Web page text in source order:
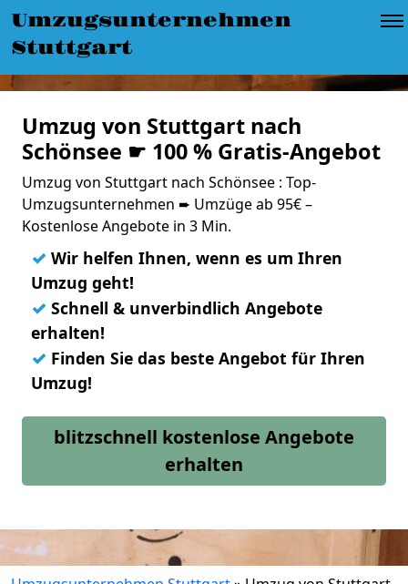
Umzugsunternehmen
Stuttgart
Umzug von Stuttgart nach
Schönsee ☛ 100 % Gratis-Angebot
Umzug von Stuttgart nach Schönsee : Top-
Umzugsunternehmen ➨ Umzüge ab 95€ –
Kostenlose Angebote in 3 Min.
✓ Wir helfen Ihnen, wenn es um Ihren
Umzug geht!
✓ Schnell & unverbindlich Angebote
erhalten!
✓ Finden Sie das beste Angebot für Ihren
Umzug!
blitzschnell kostenlose Angebote
erhalten